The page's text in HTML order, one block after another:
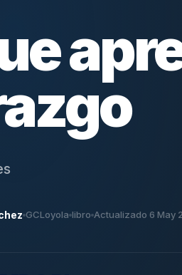
GCLoyola libro Actualizado 6 May